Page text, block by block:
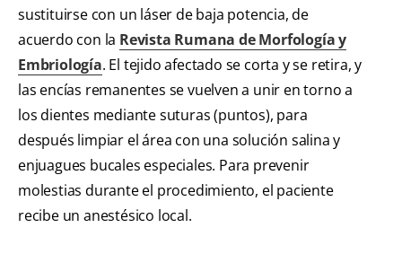
sustituirse con un láser de baja potencia, de
acuerdo con la Revista Rumana de Morfología y
Embriología. El tejido afectado se corta y se retira, y
las encías remanentes se vuelven a unir en torno a
los dientes mediante suturas (puntos), para
después limpiar el área con una solución salina y
enjuagues bucales especiales. Para prevenir
molestias durante el procedimiento, el paciente
recibe un anestésico local.